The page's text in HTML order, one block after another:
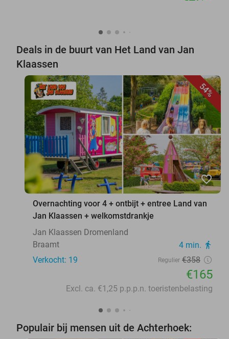
Deals in de buurt van Het Land van Jan
Klaassen
54%
favorite_border
Overnachting voor 4 + ontbijt + entree Land van
Jan Klaassen + welkomstdrankje
Jan Klaassen Dromenland
Braamt
4 min. directions_walk
Verkocht: 19 Regulier €358
€165
Excl. ca. €1,25 p.p.p.n. toeristenbelasting
Populair bij mensen uit de Achterhoek: